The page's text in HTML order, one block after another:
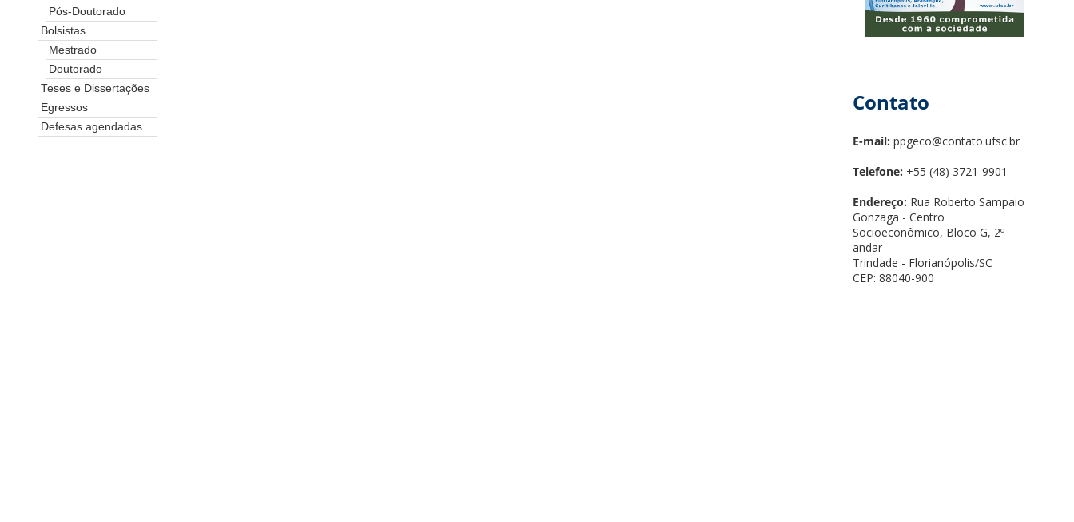
Pós-Doutorado
Bolsistas
Mestrado
Doutorado
Teses e Dissertações
Egressos
Defesas agendadas
Contato
E-mail: ppgeco@contato.ufsc.br
Telefone: +55 (48) 3721-9901
Endereço: Rua Roberto Sampaio
Gonzaga - Centro
Socioeconômico, Bloco G, 2º
andar
Trindade - Florianópolis/SC
CEP: 88040-900